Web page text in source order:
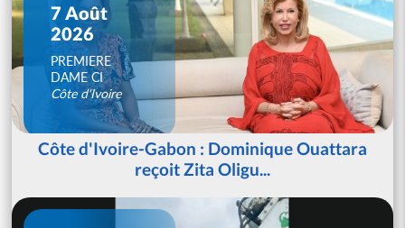
7 Août
2026
PREMIERE
DAME CI
Côte d'Ivoire
Côte d'Ivoire-Gabon : Dominique Ouattara
reçoit Zita Oligu...